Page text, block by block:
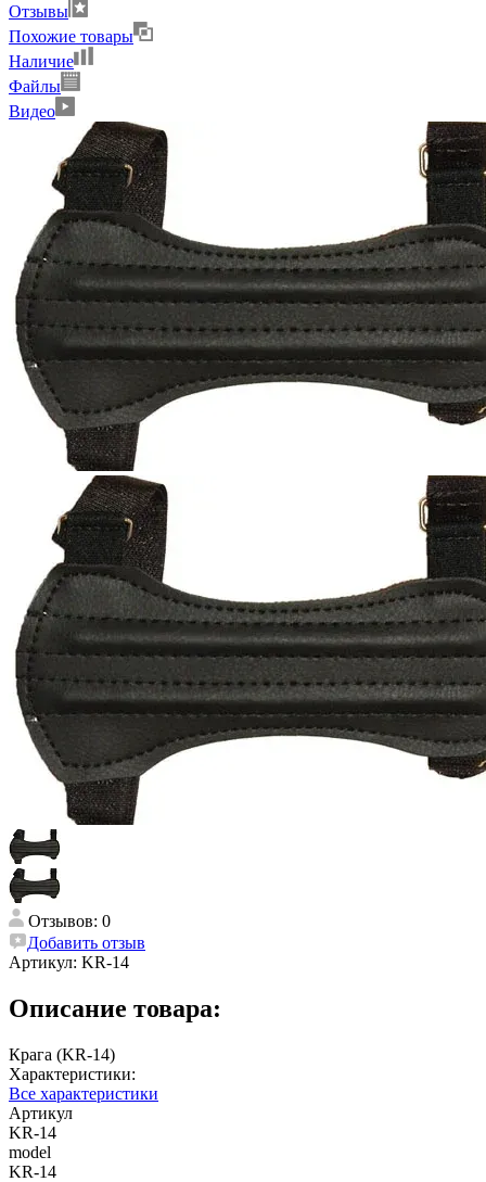
Отзывы
Похожие товары
Наличие
Файлы
Видео
Отзывов: 0
Добавить отзыв
Артикул: KR-14
Описание товара:
Крага (KR-14)
Характеристики:
Все характеристики
Артикул
KR-14
model
KR-14